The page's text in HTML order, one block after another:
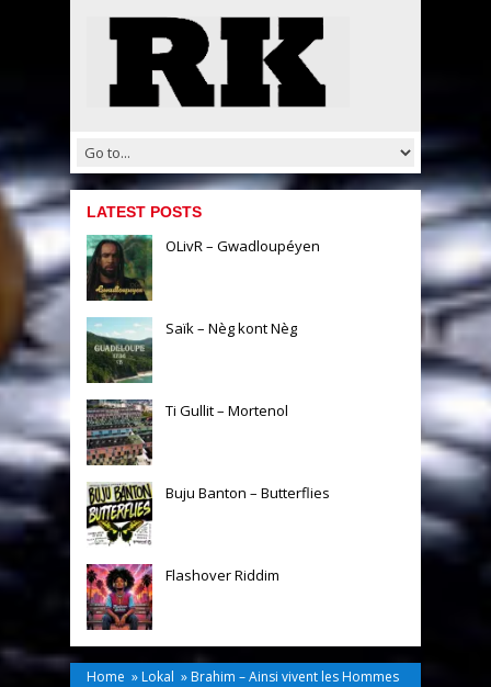
LATEST POSTS
OLivR – Gwadloupéyen
Saïk – Nèg kont Nèg
Ti Gullit – Mortenol
Buju Banton – Butterflies
Flashover Riddim
Home » Lokal » Brahim – Ainsi vivent les Hommes